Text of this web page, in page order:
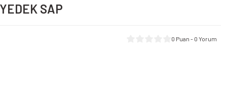
SAP
0 Puan - 0 Yorum